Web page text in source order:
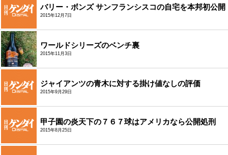
バリー・ボンズ サンフランシスコの自宅を本邦初公開
2015年12月7日
ワールドシリーズのベンチ裏
2015年11月3日
ジャイアンツの青木に対する掛け値なしの評価
2015年9月29日
甲子園の炎天下の７６７球はアメリカなら公開処刑
2015年8月25日